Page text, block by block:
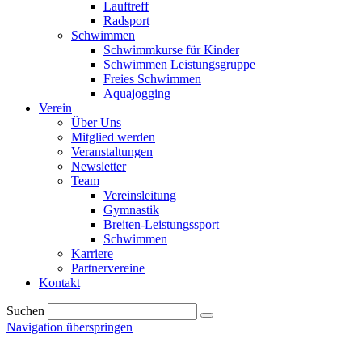
Lauftreff
Radsport
Schwimmen
Schwimmkurse für Kinder
Schwimmen Leistungsgruppe
Freies Schwimmen
Aquajogging
Verein
Über Uns
Mitglied werden
Veranstaltungen
Newsletter
Team
Vereinsleitung
Gymnastik
Breiten-Leistungssport
Schwimmen
Karriere
Partnervereine
Kontakt
Suchen
Navigation überspringen